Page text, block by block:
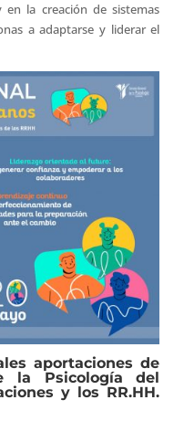
la creación de sistemas
a adaptarse y liderar el
aportaciones de
la Psicología del
y los RR.HH.